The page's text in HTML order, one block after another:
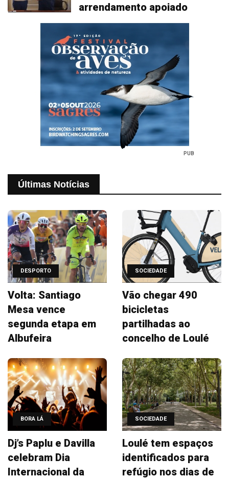
arrendamento apoiado
PUB
Últimas Notícias
DESPORTO
Volta: Santiago
Mesa vence
segunda etapa em
Albufeira
SOCIEDADE
Vão chegar 490
bicicletas
partilhadas ao
concelho de Loulé
BORA LÁ
Dj’s Paplu e Davilla
celebram Dia
Internacional da
SOCIEDADE
Loulé tem espaços
identificados para
refúgio nos dias de